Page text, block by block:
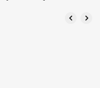
left right